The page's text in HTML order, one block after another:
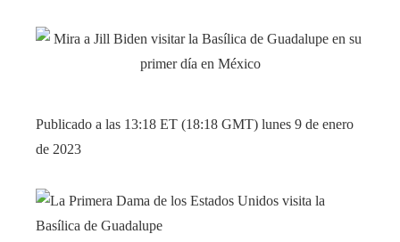
Publicado a las 13:18 ET (18:18 GMT) lunes 9 de enero
de 2023